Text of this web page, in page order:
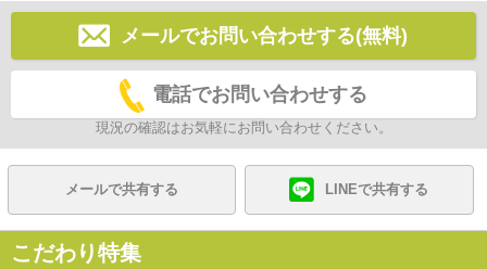
メールでお問い合わせする(無料)
電話でお問い合わせする
現況の確認はお気軽にお問い合わせください。
メールで共有する LINEで共有する
こだわり特集